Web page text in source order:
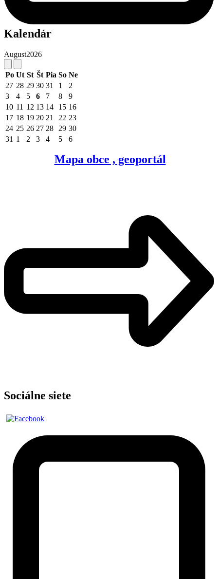
Kalendár
August2026
Po Ut St Št Pia So Ne
27 28 29 30 31 1
2
3
4 5 6 7 8
9
10 11 12 13 14 15 16
17 18 19 20 21 22 23
24 25 26 27 28 29 30
31 1 2 3 4 5 6
Mapa obce , geoportál
Sociálne siete